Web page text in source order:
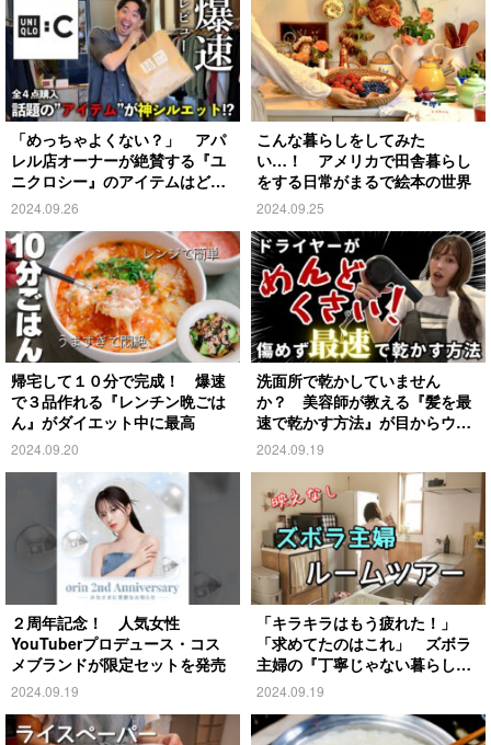
「めっちゃよくない？」 アパ
レル店オーナーが絶賛する『ユ
ニクロシー』のアイテムはど
れ？
2024.09.26
こんな暮らしをしてみた
い…！ アメリカで田舎暮らし
をする日常がまるで絵本の世界
2024.09.25
帰宅して１０分で完成！ 爆速
で３品作れる『レンチン晩ごは
ん』がダイエット中に最高
2024.09.20
洗面所で乾かしていません
か？ 美容師が教える『髪を最
速で乾かす方法』が目からウロ
コ
2024.09.19
２周年記念！ 人気女性
YouTuberプロデュース・コス
メブランドが限定セットを発売
2024.09.19
「キラキラはもう疲れた！」
「求めてたのはこれ」 ズボラ
主婦の『丁寧じゃない暮らし』
がこちら
2024.09.19